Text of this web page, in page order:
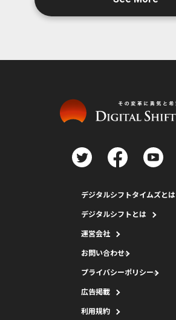
デジタルシフトタイムズとは
デジタルシフトとは
運営会社
お問い合わせ
プライバシーポリシー
広告掲載
利用規約